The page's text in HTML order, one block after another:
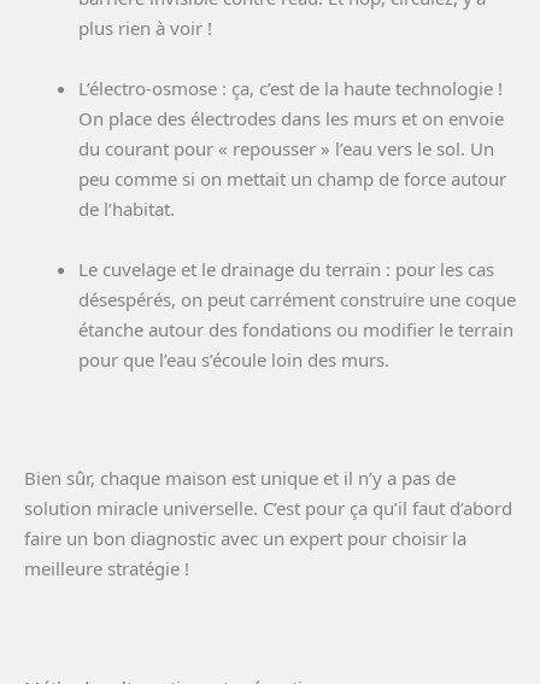
plus rien à voir !
L’électro-osmose : ça, c’est de la haute technologie !
On place des électrodes dans les murs et on envoie
du courant pour « repousser » l’eau vers le sol. Un
peu comme si on mettait un champ de force autour
de l’habitat.
Le cuvelage et le drainage du terrain : pour les cas
désespérés, on peut carrément construire une coque
étanche autour des fondations ou modifier le terrain
pour que l’eau s’écoule loin des murs.
Bien sûr, chaque maison est unique et il n’y a pas de
solution miracle universelle. C’est pour ça qu’il faut d’abord
faire un bon diagnostic avec un expert pour choisir la
meilleure stratégie !